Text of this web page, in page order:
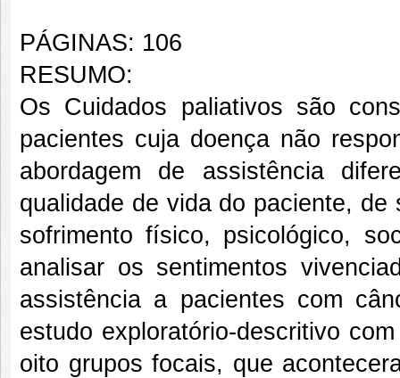
PÁGINAS: 106
RESUMO:
Os Cuidados paliativos são
pacientes cuja doença não
abordagem de assistência
qualidade de vida do paciente,
sofrimento físico, psicológico,
analisar os sentimentos
assistência a pacientes com
estudo exploratório-descritivo
oito grupos focais, que